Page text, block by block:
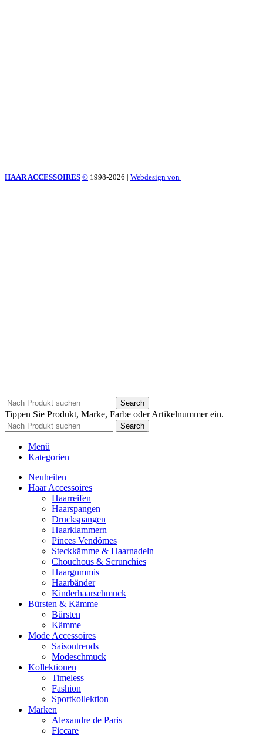
HAAR ACCESSOIRES © 1998-2026 | Webdesign von
Search
Tippen Sie Produkt, Marke, Farbe oder Artikelnummer ein.
Search
Menü
Kategorien
Neuheiten
Haar Accessoires
Haarreifen
Haarspangen
Druckspangen
Haarklammern
Pinces Vendômes
Steckkämme & Haarnadeln
Chouchous & Scrunchies
Haargummis
Haarbänder
Kinderhaarschmuck
Bürsten & Kämme
Bürsten
Kämme
Mode Accessoires
Saisontrends
Modeschmuck
Kollektionen
Timeless
Fashion
Sportkollektion
Marken
Alexandre de Paris
Ficcare